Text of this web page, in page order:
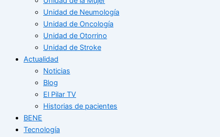
Unidad de Neumología
Unidad de Oncología
Unidad de Otorrino
Unidad de Stroke
Actualidad
Noticias
Blog
El Pilar TV
Historias de pacientes
BENE
Tecnología